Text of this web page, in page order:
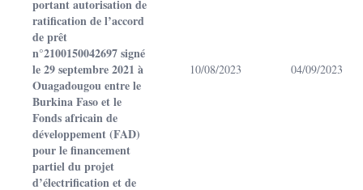
portant autorisation de
ratification de l’accord
de prêt
n°2100150042697 signé
le 29 septembre 2021 à
Ouagadougou entre le
Burkina Faso et le
Fonds africain de
développement (FAD)
pour le financement
partiel du projet
d’électrification et de
10/08/2023 04/09/2023